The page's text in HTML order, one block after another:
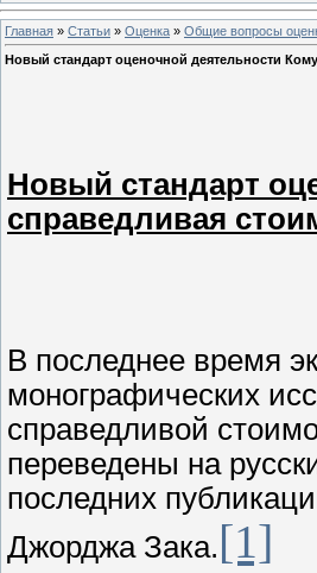
Главная » Статьи » Оценка » Общие вопросы
Новый стандарт оценочной деятельности
Новый стандарт
справедливая
В последнее время
монографических
справедливой
переведены на
последних
Джорджа Зака.[1]